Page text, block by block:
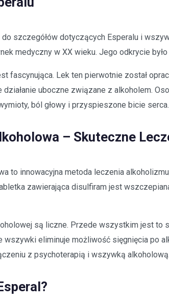
szczegółów dotyczących Esperalu i
medyczny w XX wieku. Jego odkrycie
fascynująca. Lek ten pierwotnie został
działanie uboczne związane z alkoholem.
ból głowy i przyspieszone bicie
– Skuteczne
to innowacyjna metoda leczenia
zawierająca disulfiram jest
są liczne. Przede wszystkim jest to
wszywki eliminuje możliwość sięgnięcia po
z psychoterapią i wszywką